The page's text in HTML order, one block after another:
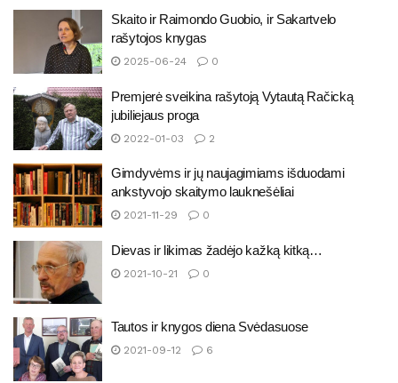
Skaito ir Raimondo Guobio, ir Sakartvelo
rašytojos knygas
2025-06-24 0
Premjerė sveikina rašytoją Vytautą Račicką
jubiliejaus proga
2022-01-03 2
Gimdyvėms ir jų naujagimiams išduodami
ankstyvojo skaitymo lauknešėliai
2021-11-29 0
Dievas ir likimas žadėjo kažką kitką…
2021-10-21 0
Tautos ir knygos diena Svėdasuose
2021-09-12 6